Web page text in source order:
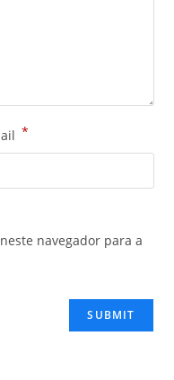
*
navegador para a